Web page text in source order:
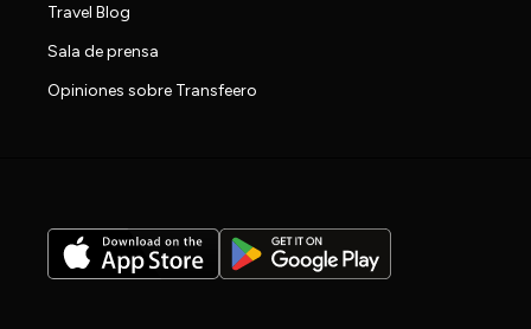
Travel Blog
Sala de prensa
Opiniones sobre Transfeero